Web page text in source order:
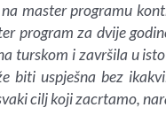
master programu
program za dvije
turskom i završila u
biti uspješna bez
cilj koji zacrtamo,